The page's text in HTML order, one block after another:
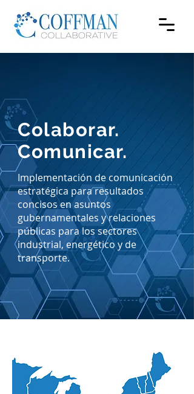
Colaborar.
Comunicar.
Implementación de comunicación
estratégica para resultados
concisos en asuntos
gubernamentales y relaciones
públicas para los sectores
industrial, energético y de
transporte.